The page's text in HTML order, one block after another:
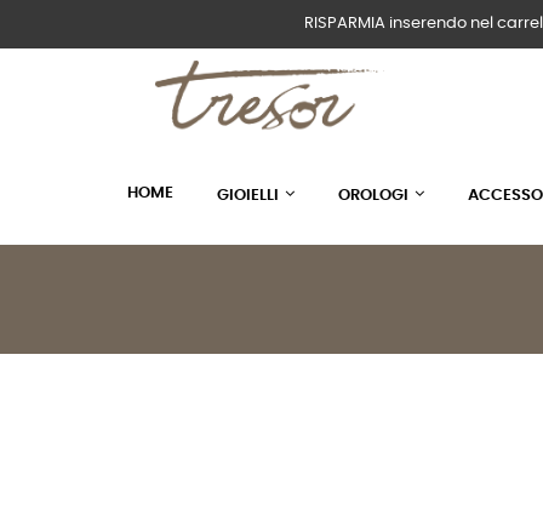
RISPARMIA inserendo nel
HOME GIOIELLI OROLOGI